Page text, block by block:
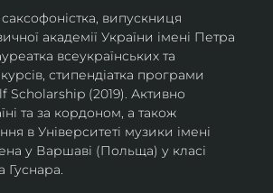
випускниця
академії України імені Петра
всеукраїнських та
стипендіатка програми
Scholarship (2019). Активно
та за кордоном, а також
в Університеті музики імені
у Варшаві (Польща) у класі
Гуснара.